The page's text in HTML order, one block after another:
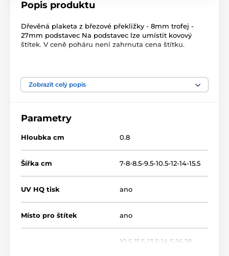
Popis produktu
Dřevěná plaketa z březové překližky - 8mm trofej -
27mm podstavec Na podstavec lze umístit kovový
štítek. V ceně poháru není zahrnuta cena štítku.
Běžky Zimní sporty
Zobrazit celý popis
Parametry
Hloubka cm 0.8
Šířka cm 7-8-8.5-9.5-10.5-12-14-15.5
UV HQ tisk ano
Místo pro štítek ano
10.5-11.5-13.5-14.5-16-18-